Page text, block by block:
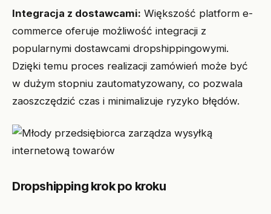
Integracja z dostawcami: Większość platform e-
commerce oferuje możliwość integracji z
popularnymi dostawcami dropshippingowymi.
Dzięki temu proces realizacji zamówień może być
w dużym stopniu zautomatyzowany, co pozwala
zaoszczędzić czas i minimalizuje ryzyko błędów.
Dropshipping krok po kroku